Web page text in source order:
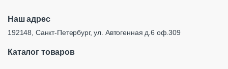
Наш адрес
192148, Санкт-Петербург, ул. Автогенная д.6 оф.309
Каталог товаров